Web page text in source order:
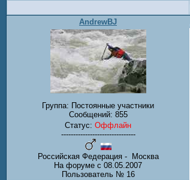
AndrewBJ
Группа: Постоянные участники
Сообщений: 855
Статус: Оффлайн
-------------------------------
Российская Федерация - Москва
На форуме с 08.05.2007
Пользователь № 16